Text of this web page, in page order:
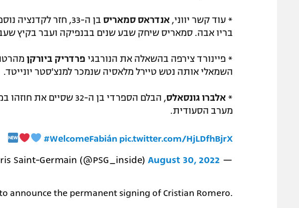
* עוד קשר יווני, אנדראס סמאריס
בן ה-33, חזר
בריו אבה. סמאריס שיחק שבע שנים בבנפיקה ועבר בקיץ
* פיינורד צירפה בהשאלה את הנורבגי פרדריק ביורקן
השמאלי אותה נטש טיירל מלאסיה שנמכר למנצ'סטר יונייטד.
* אלברו גונסאלס
, הבלם הספרדי בן ה-32
מערב הסעודית.
#WelcomeFabián pic.twitter.com/HjLDfhBjrX
— Paris Saint-Germain (@PSG_inside)
August 30, 2022
announce the permanent signing of Cristian Romero.